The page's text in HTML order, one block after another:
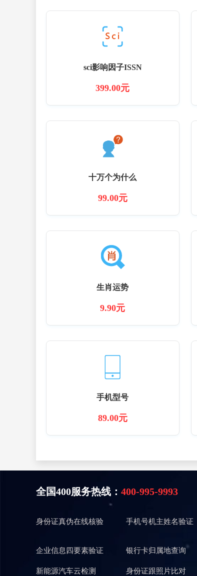
sci影响因子ISSN
399.00元
十万个为什么
99.00元
生肖运势
9.90元
手机型号
89.00元
全国400服务热线： 400-995-9993
身份证真伪在线核验 手机号机主姓名验证
企业信息四要素验证 银行卡归属地查询
新能源汽车云检测 身份证跟照片比对